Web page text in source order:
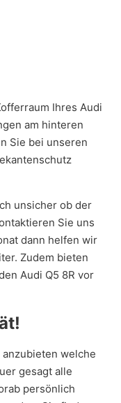
Ihres Audi
am hinteren
Sie bei unseren
unsicher ob der
Sie uns
dann helfen wir
Zudem bieten
Audi Q5 8R vor
welche
gesagt alle
persönlich